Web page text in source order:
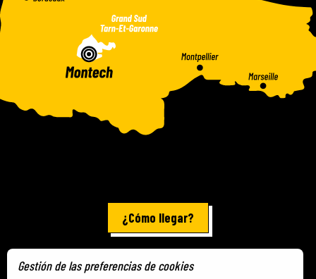
¿Cómo llegar?
Información jurídica - Mapa del sitio
Gestión de las preferencias de cookies